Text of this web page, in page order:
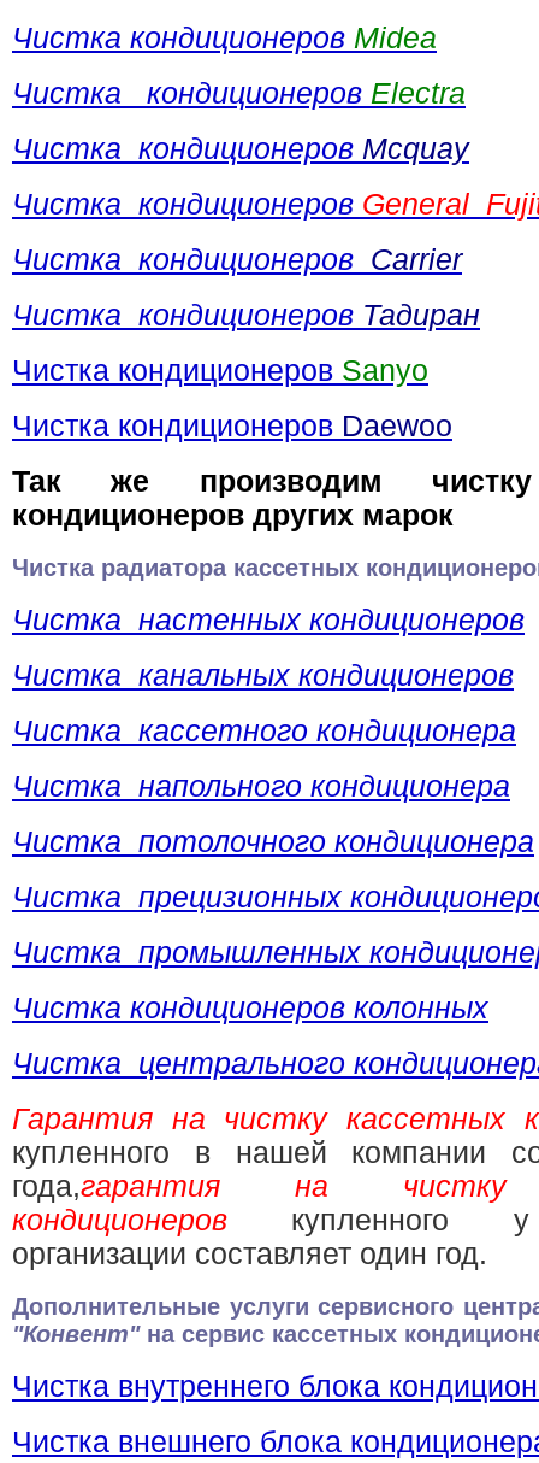
Чистка кондиционеров Midea
Чистка кондиционеров Electra
Чистка кондиционеров Mcquay
Чистка кондиционеров General
Чистка кондиционеров Carrier
Чистка кондиционеров Тадиран
Чистка кондиционеров Sanyo
Чистка кондиционеров Daewoo
Так же производим чистку
кондиционеров других марок
Чистка радиатора кассетных
Чистка настенных кондиционеров
Чистка канальных кондиционеров
Чистка кассетного кондиционера
Чистка напольного кондиционера
Чистка потолочного кондиционера
Чистка прецизионных
Чистка промышленных
Чистка кондиционеров колонных
Чистка центрального
Гарантия на чистку кассетных
купленного в нашей компании
года,гарантия на чистку
кондиционеров купленного
организации составляет один год.
Дополнительные услуги сервисного
"Конвент"на сервис кассетных
Чистка внутреннего блока
Чистка внешнего блока